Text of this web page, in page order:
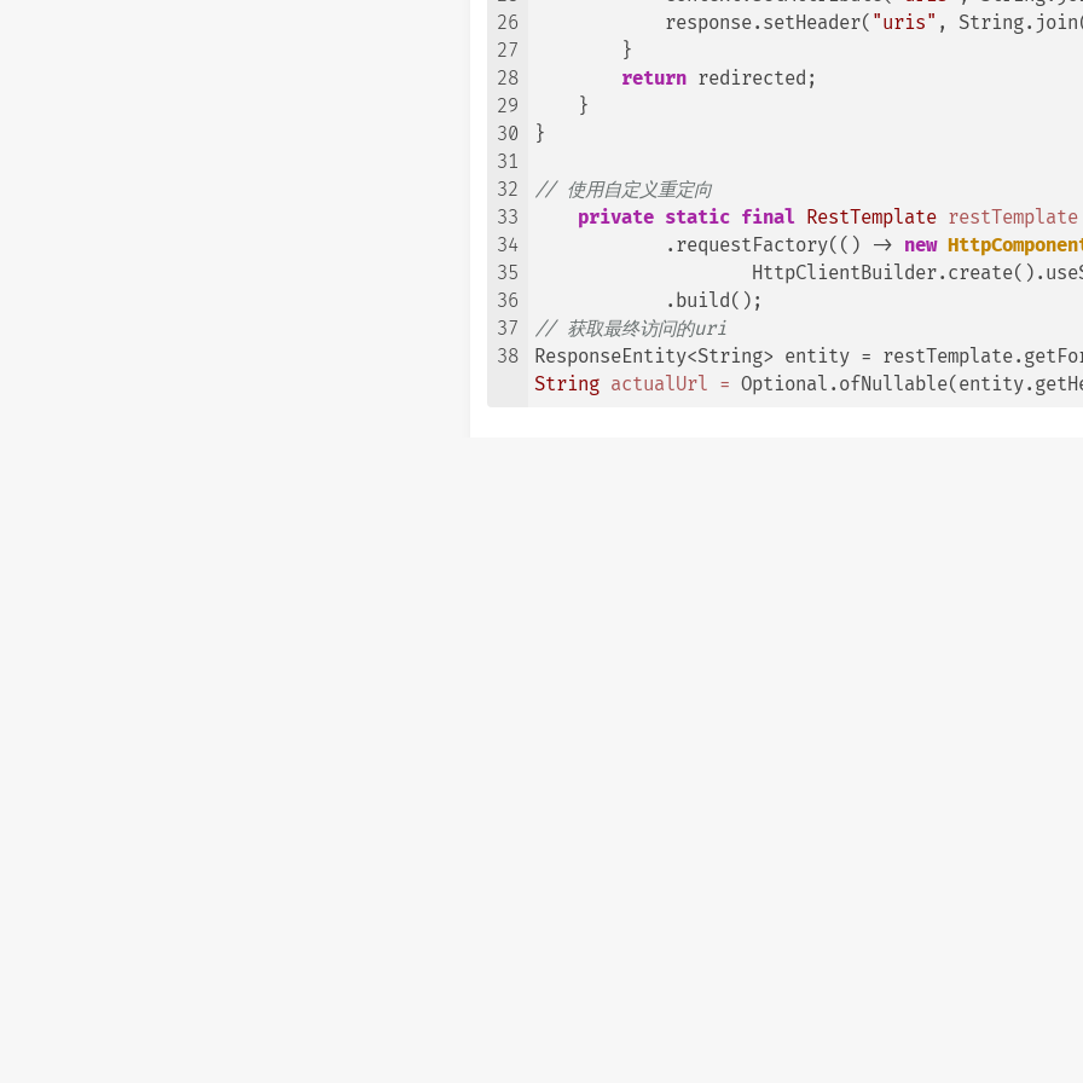
26
27
28
29
30
31
32
33
34
35
36
37
38
            response.setHeader(
"uris" ,
        }
return redirected;
    }
}
// 使用自定义重定向
private static final RestTemplate restTemplate
            .requestFactory(() ->
new
// 获取最终访问的uri
String actualUrl =